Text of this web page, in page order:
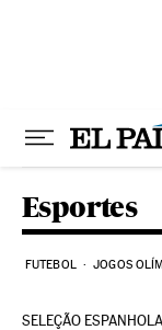
Esportes
FUTEBOL JOGOS
SELEÇÃO